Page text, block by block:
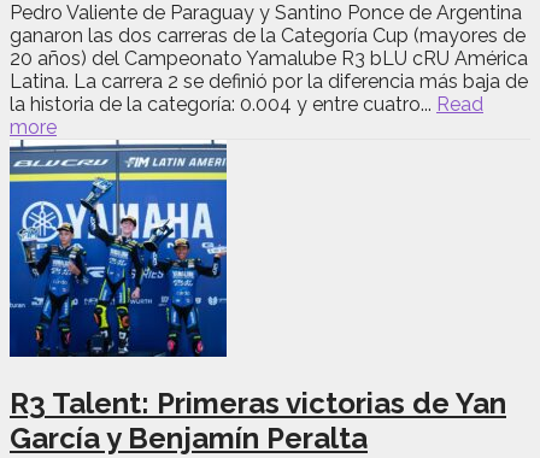
Pedro Valiente de Paraguay y Santino Ponce de Argentina
ganaron las dos carreras de la Categoría Cup (mayores de
20 años) del Campeonato Yamalube R3 bLU cRU América
Latina. La carrera 2 se definió por la diferencia más baja de
la historia de la categoría: 0.004 y entre cuatro... Read
more
R3 Talent: Primeras victorias de Yan
García y Benjamín Peralta